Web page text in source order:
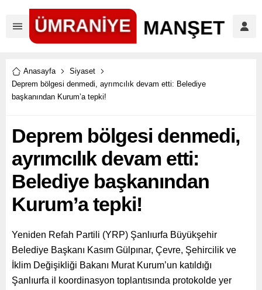
Anasayfa
Siyaset
Deprem bölgesi denmedi, ayrımcılık devam etti: Belediye
başkanından Kurum’a tepki!
Deprem bölgesi denmedi,
ayrımcılık devam etti:
Belediye başkanından
Kurum’a tepki!
Yeniden Refah Partili (YRP) Şanlıurfa Büyükşehir
Belediye Başkanı Kasım Gülpınar, Çevre, Şehircilik ve
İklim Değişikliği Bakanı Murat Kurum’un katıldığı
Şanlıurfa il koordinasyon toplantısında protokolde yer